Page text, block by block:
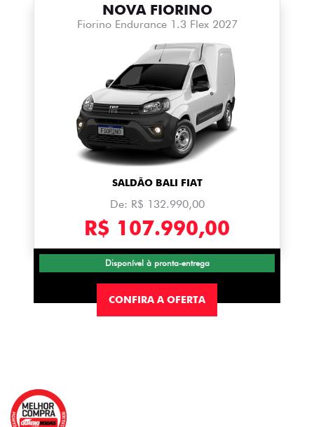
NOVA FIORINO
Fiorino Endurance 1.3 Flex 2027
SALDÃO BALI FIAT
De: R$ 132.990,00
R$ 107.990,00
Disponível à pronta-entrega
CONFIRA A OFERTA